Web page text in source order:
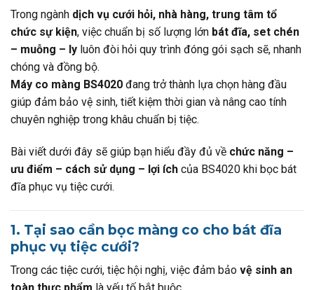
Trong ngành dịch vụ cưới hỏi, nhà hàng, trung tâm tổ
chức sự kiện, việc chuẩn bị số lượng lớn bát đĩa, set chén
– muỗng – ly luôn đòi hỏi quy trình đóng gói sạch sẽ, nhanh
chóng và đồng bộ.
Máy co màng BS4020 đang trở thành lựa chọn hàng đầu
giúp đảm bảo vệ sinh, tiết kiệm thời gian và nâng cao tính
chuyên nghiệp trong khâu chuẩn bị tiệc.
Bài viết dưới đây sẽ giúp bạn hiểu đầy đủ về chức năng –
ưu điểm – cách sử dụng – lợi ích của BS4020 khi bọc bát
đĩa phục vụ tiệc cưới.
1. Tại sao cần bọc màng co cho bát đĩa
phục vụ tiệc cưới?
Trong các tiệc cưới, tiệc hội nghị, việc đảm bảo vệ sinh an